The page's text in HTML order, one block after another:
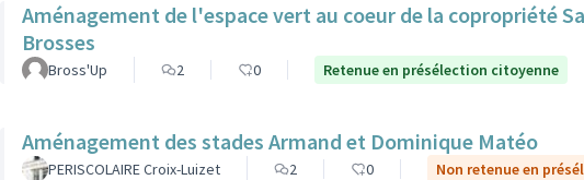
Aménagement de l'espace vert au coeur de la copropriété
Brosses
Bross'Up 2 0 Retenue en présélection citoyenne
Aménagement des stades Armand et Dominique Matéo
PERISCOLAIRE Croix-Luizet 2 0 Non retenue en